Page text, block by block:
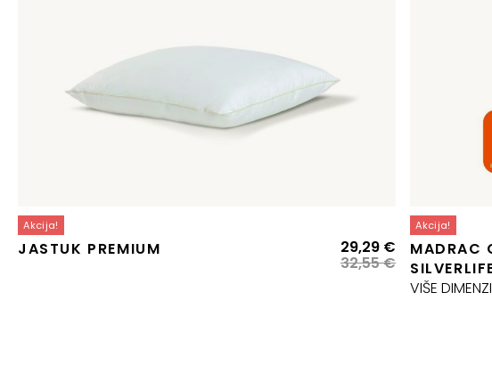
Akcija!
JASTUK PREMIUM
32,55€
Izvorna
cijena
bila
29,29 €Trenutna
cijena
29,29 €.
Akcija!
MADRAC
VIŠE